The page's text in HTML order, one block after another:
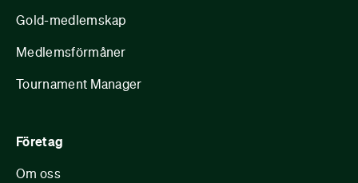
Gold-medlemskap
Medlemsförmåner
Tournament Manager
Företag
Om oss